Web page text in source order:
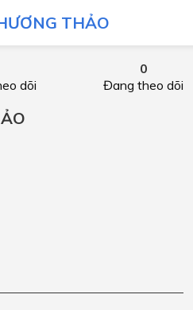
THẢO
dõi
0
Đang theo dõi